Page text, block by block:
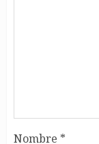
Nombre *